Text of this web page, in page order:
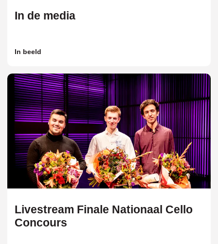
In de media
In beeld
Livestream Finale Nationaal Cello
Concours